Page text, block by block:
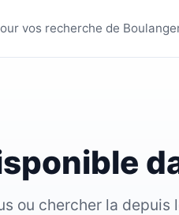
villes -
vos recherche de
ou chercher la depuis